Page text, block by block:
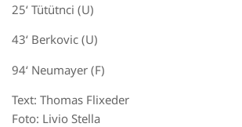
25‘ Tütütnci (U)
43‘ Berkovic (U)
94‘ Neumayer (F)
Text: Thomas Flixeder
Foto: Livio Stella